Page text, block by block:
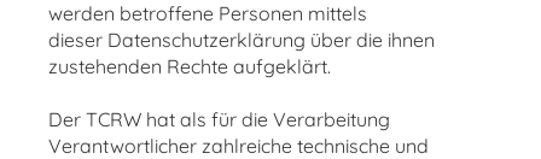
werden betroffene Personen mittels
dieser Datenschutzerklärung über die ihnen
zustehenden Rechte aufgeklärt.
Der TCRW hat als für die Verarbeitung
Verantwortlicher zahlreiche technische und